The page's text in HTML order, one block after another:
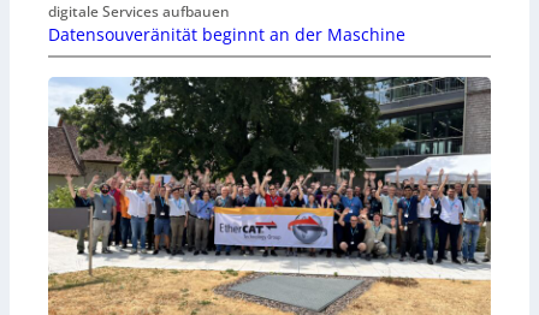
digitale Services aufbauen
Datensouveränität beginnt an der Maschine